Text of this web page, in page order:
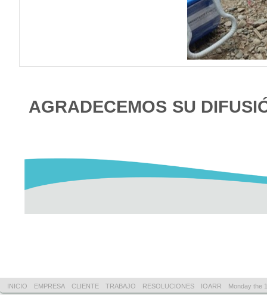
AGRADECEMOS SU
INICIO EMPRESA CLIENTE TRABAJO RESOLUCIONES IOARR Monday the